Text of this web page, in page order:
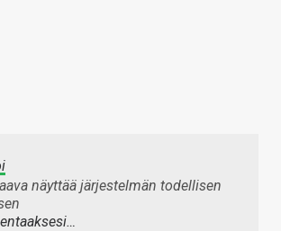
näyttää järjestelmän todellisen